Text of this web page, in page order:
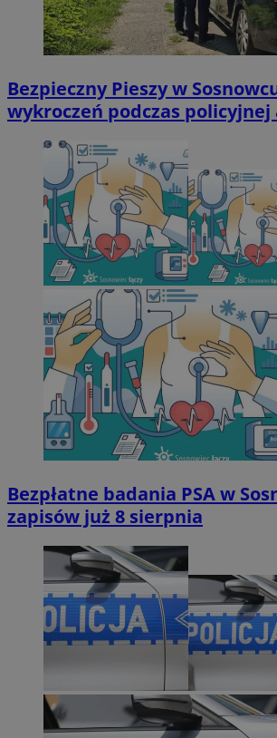
Bezpieczny Pieszy w
wykroczeń podczas policyjnej
Bezpłatne badania PSA w
zapisów już 8 sierpnia